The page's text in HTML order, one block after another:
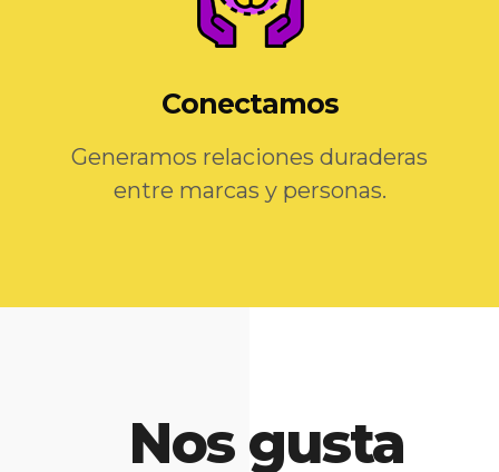
Conectamos
Generamos relaciones duraderas
entre marcas y personas.
Nos gusta